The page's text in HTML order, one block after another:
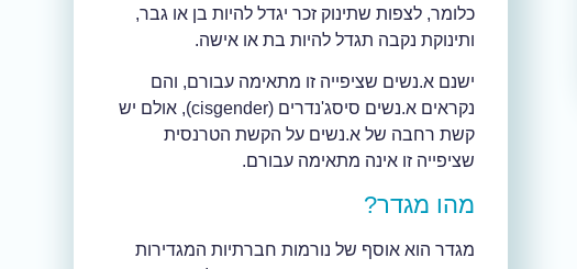
כלומר, לצפות שתינוק זכר יגדל להיות בן או גבר,
ותינוקת נקבה תגדל להיות בת או אישה.
ישנם א.נשים שציפייה זו מתאימה עבורם, והם
נקראים א.נשים סיסג'נדרים (cisgender), אולם יש
קשת רחבה של א.נשים על הקשת הטרנסית
שציפייה זו אינה מתאימה עבורם.
מהו מגדר?
מגדר הוא אוסף של נורמות חברתיות המגדירות